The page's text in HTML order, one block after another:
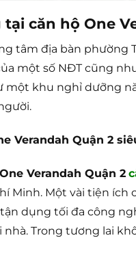
tại căn hộ One
tâm địa bàn phường
một số NĐT cũng
một khu nghỉ dưỡng
Verandah Quận 2
Verandah Quận 2
Minh. Một vài tiện ích
dụng tối đa công
Trong tương lai